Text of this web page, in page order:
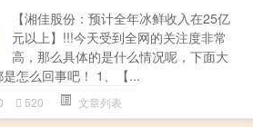
【湘佳股份：预计全年冰鲜收入在25亿
元以上】!!!今天受到全网的关注度非常
高，那么具体的是什么情况呢，下面大
怎么回事吧！ 1、【...
520 文章列表